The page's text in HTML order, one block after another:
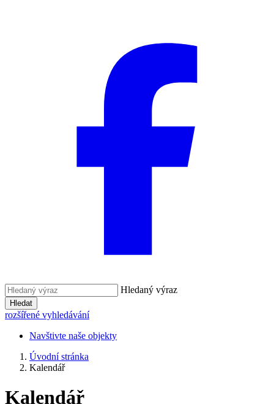
Hledaný výraz
Hledat
rozšířené vyhledávání
Navštivte naše objekty
Úvodní stránka
Kalendář
Kalendář